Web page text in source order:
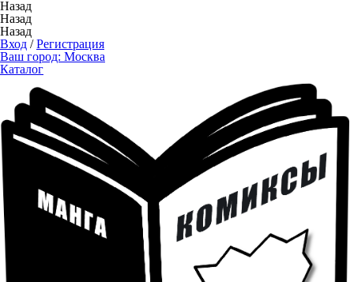
Назад
Назад
Назад
Вход /Регистрация
Ваш город: Москва
Каталог